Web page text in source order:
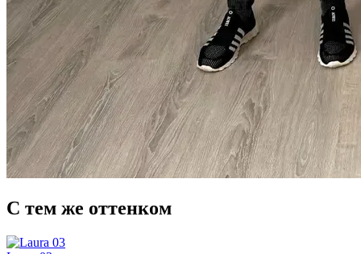
С тем же оттенком